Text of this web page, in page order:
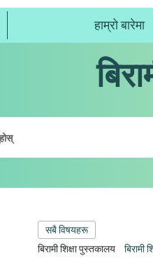
हाम्रो बारेमा
सबै विषयहरू
बिरामी शिक्षा पुस्तकालय
बिरामी